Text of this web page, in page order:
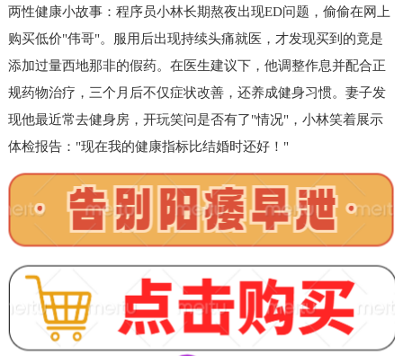
两性健康小故事：程序员小林长期熬夜出现ED问题，偷偷在网上
购买低价"伟哥"。服用后出现持续头痛就医，才发现买到的竟是
添加过量西地那非的假药。在医生建议下，他调整作息并配合正
规药物治疗，三个月后不仅症状改善，还养成健身习惯。妻子发
现他最近常去健身房，开玩笑问是否有了"情况"，小林笑着展示
体检报告："现在我的健康指标比结婚时还好！"